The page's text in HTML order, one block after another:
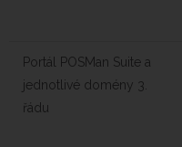
Portál POSMan Suite a
jednotlivé domény 3.
řádu